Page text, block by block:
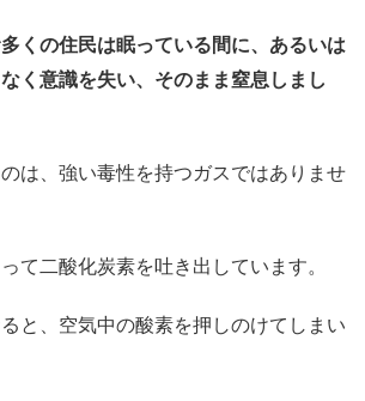
くの住民は眠っている間に、あるいは
く意識を失い、そのまま窒息しまし
は、強い毒性を持つガスではありませ
て二酸化炭素を吐き出しています。
と、空気中の酸素を押しのけてしまい